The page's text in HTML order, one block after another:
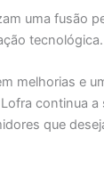
uma fusão
tecnológica.
melhorias e
continua a
que